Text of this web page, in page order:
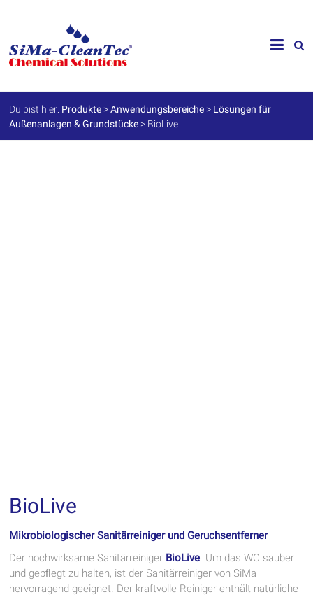
SiMa-
Cleantec
GmbH
Spezialprodukte
für
Du bist hier: Produkte >Anwendungsbereiche > Lösungen für
Außenanlagen & Grundstücke > BioLive
BioLive
Mikrobiologischer Sanitärreiniger und Geruchsentferner
Der hochwirksame Sanitärreiniger BioLive. Um das WC sauber
und gepﬂegt zu halten, ist der Sanitärreiniger von SiMa
hervorragend geeignet. Der kraftvolle Reiniger enthält natürliche